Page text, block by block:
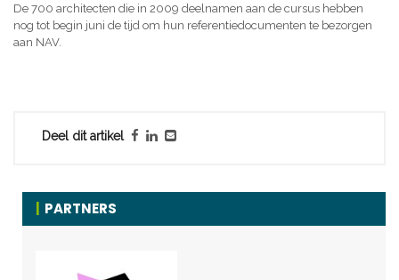
De 700 architecten die in 2009 deelnamen aan de cursus hebben
nog tot begin juni de tijd om hun referentiedocumenten te bezorgen
aan NAV.
Deel dit artikel
PARTNERS